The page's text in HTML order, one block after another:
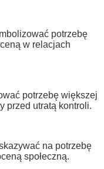
potrzebę
w relacjach
potrzebę większej
przed utratą kontroli.
na potrzebę
społeczną.